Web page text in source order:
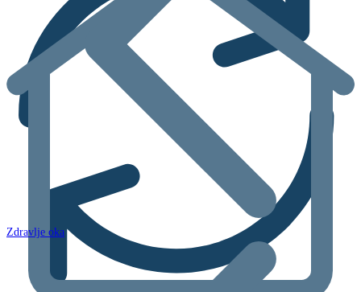
Zdravlje oka